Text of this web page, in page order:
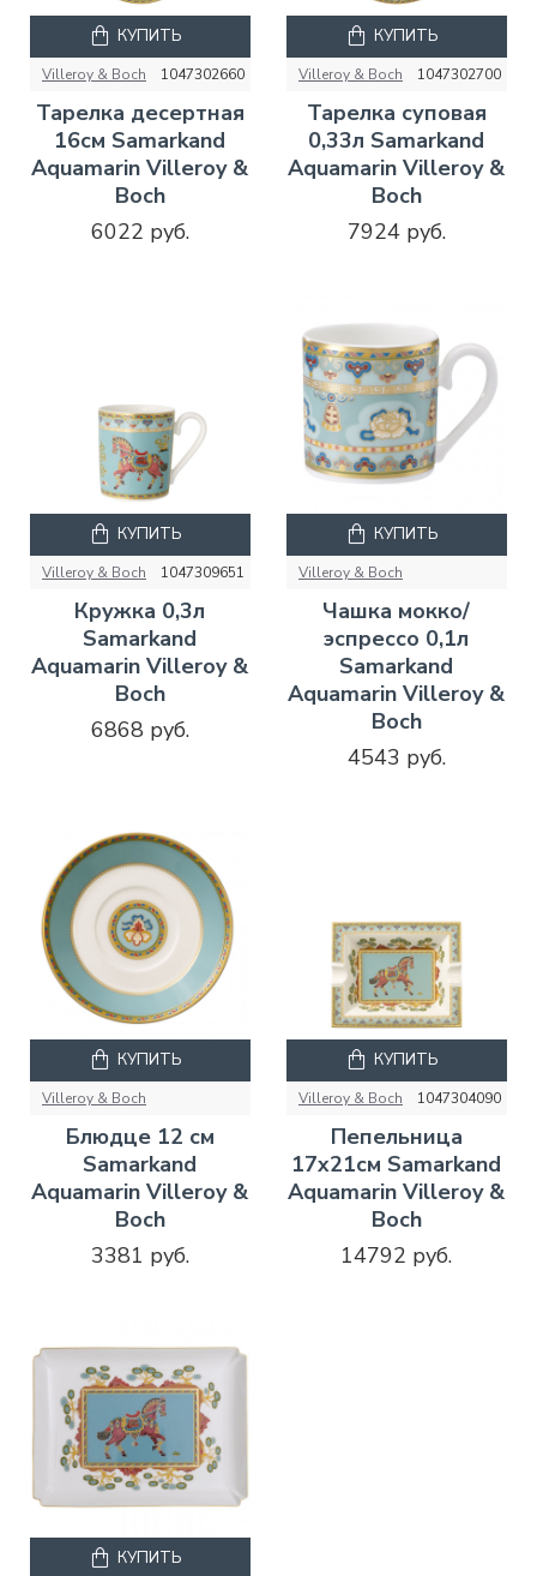
Villeroy & Boch 1047302660
Тарелка десертная
16см Samarkand
Aquamarin Villeroy &
Boch
6022 руб.
КУПИТЬ
Villeroy & Boch 1047302700
Тарелка суповая
0,33л Samarkand
Aquamarin Villeroy &
Boch
7924 руб.
КУПИТЬ
Villeroy & Boch 1047309651
Кружка 0,3л
Samarkand
Aquamarin Villeroy &
Boch
6868 руб.
КУПИТЬ
Villeroy & Boch
Чашка мокко/
эспрессо 0,1л
Samarkand
Aquamarin Villeroy &
Boch
4543 руб.
КУПИТЬ
Villeroy & Boch
Блюдце 12 см
Samarkand
Aquamarin Villeroy &
Boch
3381 руб.
КУПИТЬ
Villeroy & Boch 1047304090
Пепельница
17х21см Samarkand
Aquamarin Villeroy &
Boch
14792 руб.
КУПИТЬ
КУПИТЬ